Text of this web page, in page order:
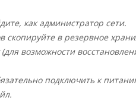
как администратор сети.
скопируйте в резервное
возможности
подключить к